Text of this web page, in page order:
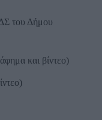
του Δήμου
και βίντεο)